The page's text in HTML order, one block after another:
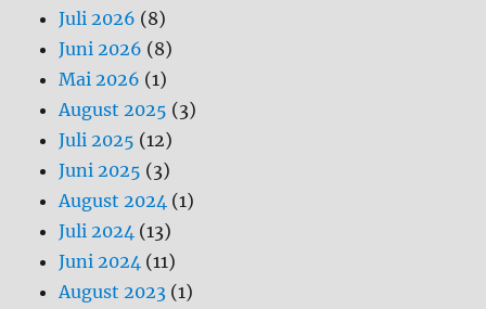
Juli 2026 (8)
Juni 2026 (8)
Mai 2026 (1)
August 2025 (3)
Juli 2025 (12)
Juni 2025 (3)
August 2024 (1)
Juli 2024 (13)
Juni 2024 (11)
August 2023 (1)